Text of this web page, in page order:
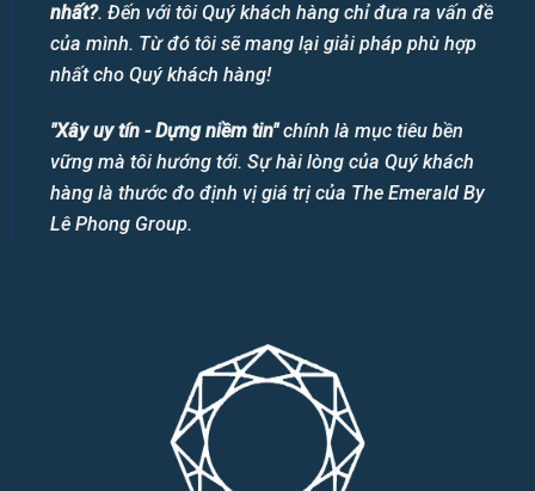
nhất?. Đến với tôi Quý khách hàng chỉ đưa ra vấn đề
của mình. Từ đó tôi sẽ mang lại giải pháp phù hợp
nhất cho Quý khách hàng!
"Xây uy tín - Dựng niềm tin"chính là mục tiêu bền
vững mà tôi hướng tới. Sự hài lòng của Quý khách
hàng là thước đo định vị giá trị của The Emerald By
Lê Phong Group.